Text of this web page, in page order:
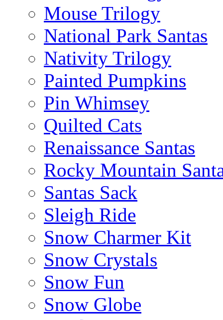
Mouse Trilogy
National Park Santas
Nativity Trilogy
Painted Pumpkins
Pin Whimsey
Quilted Cats
Renaissance Santas
Rocky Mountain
Santas Sack
Sleigh Ride
Snow Charmer Kit
Snow Crystals
Snow Fun
Snow Globe